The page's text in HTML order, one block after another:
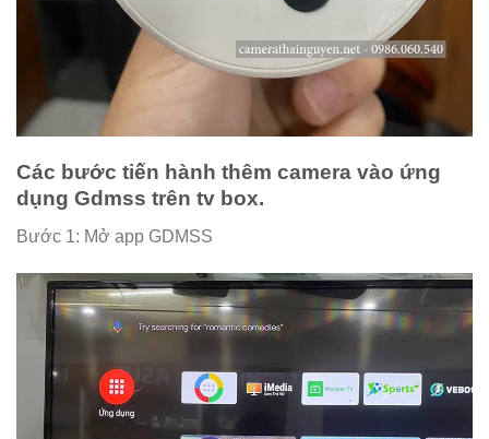
Các bước tiến hành thêm camera vào ứng
dụng Gdmss trên tv box.
Bước 1: Mở app GDMSS